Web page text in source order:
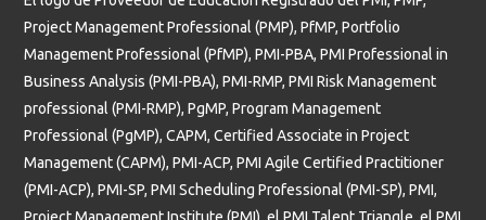
Project Management Professional (PMP), PfMP, Portfolio
Management Professional (PfMP), PMI-PBA, PMI Professional in
Business Analysis (PMI-PBA), PMI-RMP, PMI Risk Management
professional (PMI-RMP), PgMP, Program Management
Professional (PgMP), CAPM, Certified Associate in Project
Management (CAPM), PMI-ACP, PMI Agile Certified Practitioner
(PMI-ACP), PMI-SP, PMI Scheduling Professional (PMI-SP), PMI,